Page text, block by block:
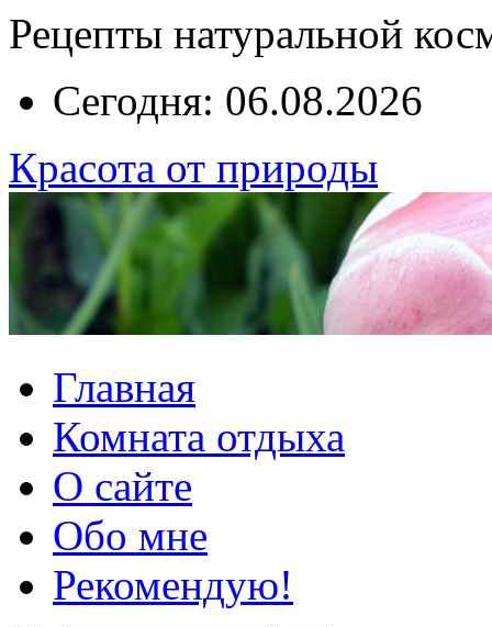
Рецепты натуральной
Сегодня: 06.08.2026
Красота от природы
Главная
Комната отдыха
О сайте
Обо мне
Рекомендую!